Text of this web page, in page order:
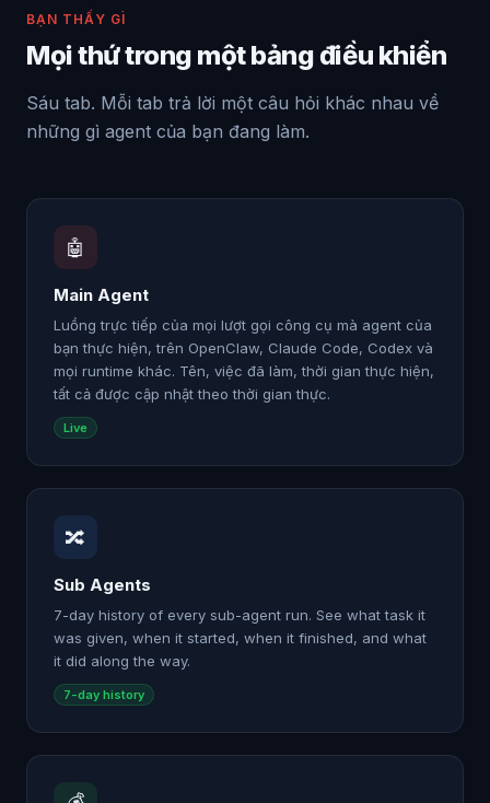
BẠN THẤY GÌ
Mọi thứ trong một bảng điều khiển
Sáu tab. Mỗi tab trả lời một câu hỏi khác nhau về
những gì agent của bạn đang làm.
🤖
Main Agent
Luồng trực tiếp của mọi lượt gọi công cụ mà agent của
bạn thực hiện, trên OpenClaw, Claude Code, Codex và
mọi runtime khác. Tên, việc đã làm, thời gian thực hiện,
tất cả được cập nhật theo thời gian thực.
Live
🔀
Sub Agents
7-day history of every sub-agent run. See what task it
was given, when it started, when it finished, and what
it did along the way.
7-day history